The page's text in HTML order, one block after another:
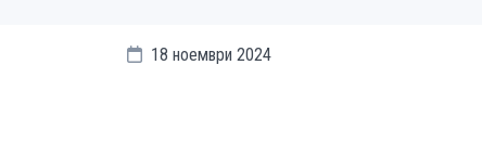
18 ноември 2024